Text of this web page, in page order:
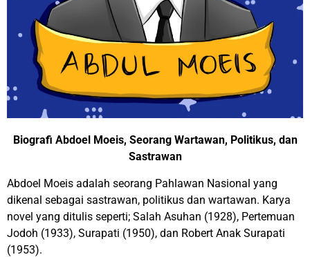
Biografi Abdoel Moeis, Seorang Wartawan, Politikus, dan
Sastrawan
Abdoel Moeis adalah seorang Pahlawan Nasional yang
dikenal sebagai sastrawan, politikus dan wartawan. Karya
novel yang ditulis seperti; Salah Asuhan (1928), Pertemuan
Jodoh (1933), Surapati (1950), dan Robert Anak Surapati
(1953).